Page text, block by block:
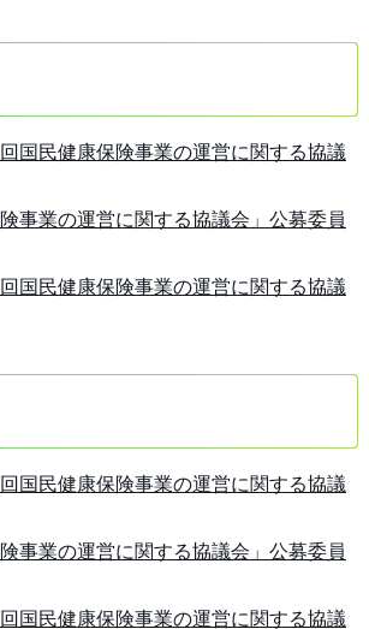
国民健康保険事業の運営に関する協議
険事業の運営に関する協議会」公募委員
国民健康保険事業の運営に関する協議
国民健康保険事業の運営に関する協議
険事業の運営に関する協議会」公募委員
国民健康保険事業の運営に関する協議